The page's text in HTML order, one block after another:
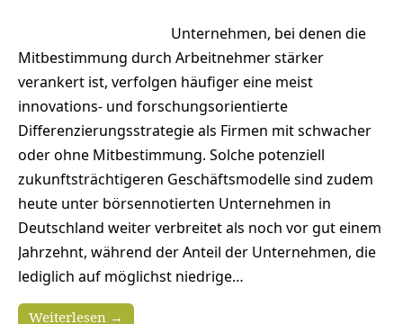
Unternehmen, bei denen die
Mitbestimmung durch Arbeitnehmer stärker
verankert ist, verfolgen häufiger eine meist
innovations- und forschungsorientierte
Differenzierungsstrategie als Firmen mit schwacher
oder ohne Mitbestimmung. Solche potenziell
zukunftsträchtigeren Geschäftsmodelle sind zudem
heute unter börsennotierten Unternehmen in
Deutschland weiter verbreitet als noch vor gut einem
Jahrzehnt, während der Anteil der Unternehmen, die
lediglich auf möglichst niedrige…
Weiterlesen →